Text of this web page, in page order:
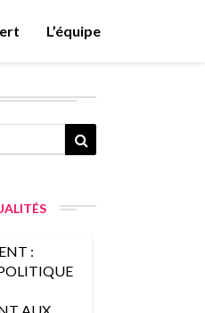
L’équipe
: